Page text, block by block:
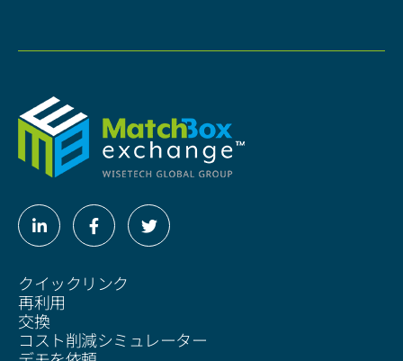
クイックリンク
再利用
交換
コスト削減シミュレーター
Linkedin-
in
Facebook-
f
Twitter